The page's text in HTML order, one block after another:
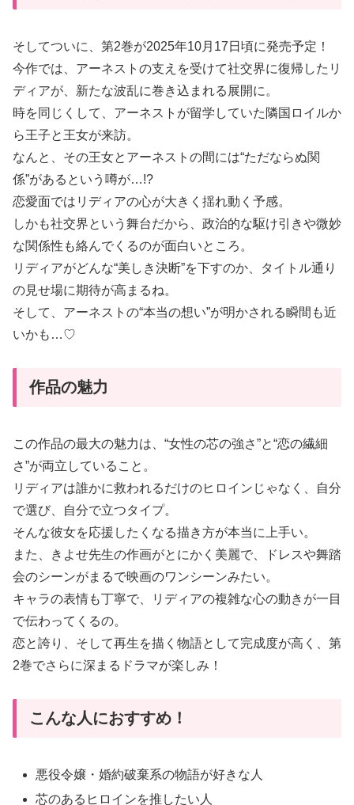
そしてついに、第2巻が2025年10月17日頃に発売予定！
今作では、アーネストの支えを受けて社交界に復帰したリ
ディアが、新たな波乱に巻き込まれる展開に。
時を同じくして、アーネストが留学していた隣国ロイルか
ら王子と王女が来訪。
なんと、その王女とアーネストの間には“ただならぬ関
係”があるという噂が…!?
恋愛面ではリディアの心が大きく揺れ動く予感。
しかも社交界という舞台だから、政治的な駆け引きや微妙
な関係性も絡んでくるのが面白いところ。
リディアがどんな“美しき決断”を下すのか、タイトル通り
の見せ場に期待が高まるね。
そして、アーネストの“本当の想い”が明かされる瞬間も近
いかも…♡
作品の魅力
この作品の最大の魅力は、“女性の芯の強さ”と“恋の繊細
さ”が両立していること。
リディアは誰かに救われるだけのヒロインじゃなく、自分
で選び、自分で立つタイプ。
そんな彼女を応援したくなる描き方が本当に上手い。
また、きよせ先生の作画がとにかく美麗で、ドレスや舞踏
会のシーンがまるで映画のワンシーンみたい。
キャラの表情も丁寧で、リディアの複雑な心の動きが一目
で伝わってくるの。
恋と誇り、そして再生を描く物語として完成度が高く、第
2巻でさらに深まるドラマが楽しみ！
こんな人におすすめ！
悪役令嬢・婚約破棄系の物語が好きな人
芯のあるヒロインを推したい人